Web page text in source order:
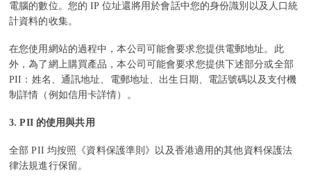
電腦的數位。您的 IP 位址還將用於會話中您的身份識別以及人口統
計資料的收集。
在您使用網站的過程中，本公司可能會要求您提供電郵地址。此
外，為了網上購買產品，本公司可能會要求您提供下述部分或全部
PII：姓名、通訊地址、電郵地址、出生日期、電話號碼以及支付機
制詳情（例如信用卡詳情）。
3. PII 的使用與共用
全部 PII 均按照《資料保護準則》以及香港適用的其他資料保護法
律法規進行保留。